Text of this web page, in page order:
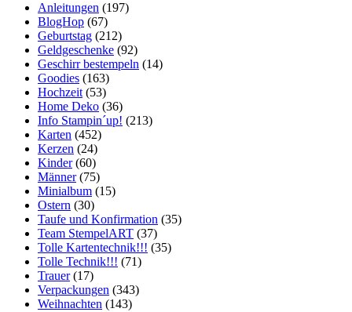
Anleitungen (197)
BlogHop (67)
Geburtstag (212)
Geldgeschenke (92)
Geschirr bestempeln (14)
Goodies (163)
Hochzeit (53)
Home Deko (36)
Info Stampin´up! (213)
Karten (452)
Kerzen (24)
Kinder(60)
Männer(75)
Minialbum (15)
Ostern (30)
Taufe und Konfirmation (35)
Team StempelART (37)
Tolle Kartentechnik!!! (35)
Tolle Technik!!! (71)
Trauer(17)
Verpackungen (343)
Weihnachten (143)